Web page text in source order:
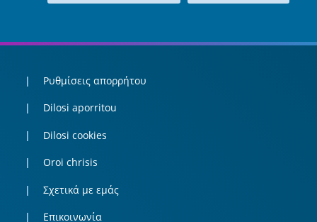
Ρυθμίσεις απορρήτου
Dilosi aporritou
Dilosi cookies
Oroi chrisis
Σχετικά με εμάς
Επικοινωνία